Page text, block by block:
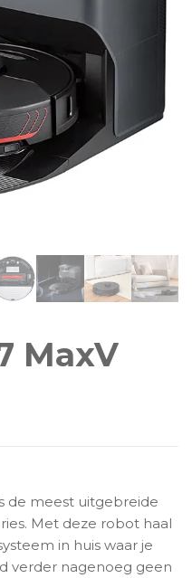
MaxV
de meest uitgebreide
Met deze robot haal
in huis waar je
verder nagenoeg geen